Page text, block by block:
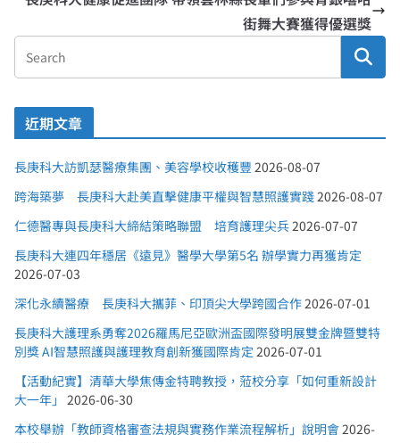
街舞大賽獲得優選獎
近期文章
長庚科大訪凱瑟醫療集團、美容學校收穫豐 2026-08-07
跨海築夢 長庚科大赴美直擊健康平權與智慧照護實踐2026-08-07
仁德醫專與長庚科大締結策略聯盟 培育護理尖兵2026-07-07
長庚科大連四年穩居《遠見》醫學大學第5名 辦學實力再獲肯定
2026-07-03
深化永續醫療 長庚科大攜菲、印頂尖大學跨國合作2026-07-01
長庚科大護理系勇奪2026羅馬尼亞歐洲盃國際發明展雙金牌暨雙特
別獎 AI智慧照護與護理教育創新獲國際肯定 2026-07-01
【活動紀實】清華大學焦傳金特聘教授，蒞校分享「如何重新設計
大一年」 2026-06-30
本校舉辦「教師資格審查法規與實務作業流程解析」說明會2026-